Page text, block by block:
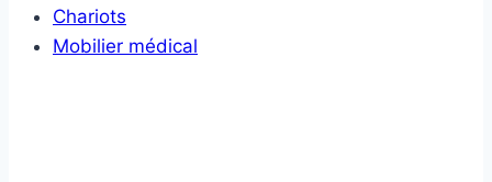
Chariots
Mobilier médical